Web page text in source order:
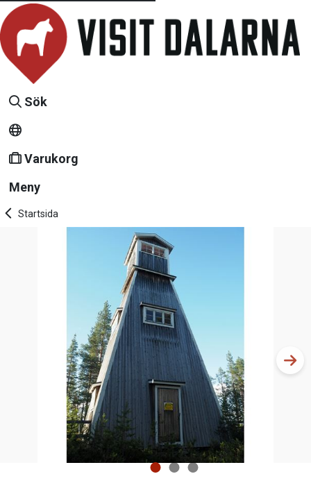
Sök
Varukorg
Meny
Startsida